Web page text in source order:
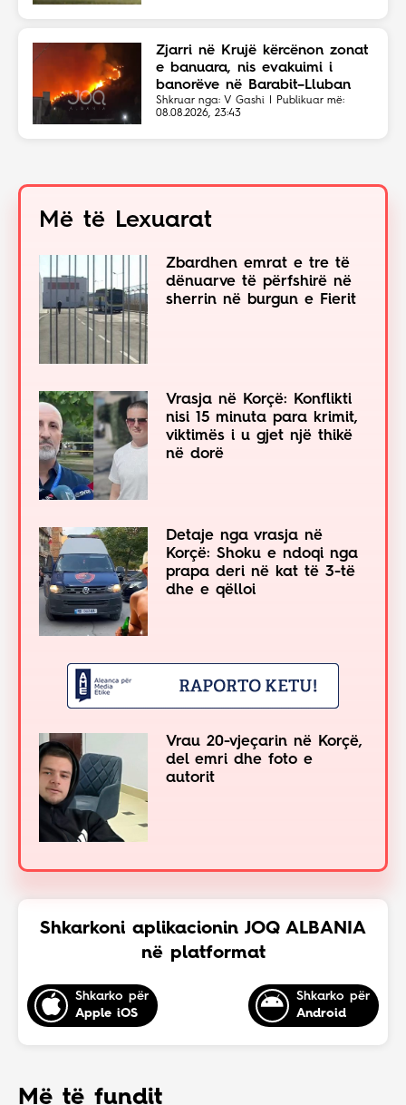
Zjarri në Krujë kërcënon zonat
e banuara, nis evakuimi i
banorëve në Barabit–Lluban
Shkruar nga: V Gashi | Publikuar më:
08.08.2026, 23:43
Më të Lexuarat
Zbardhen emrat e tre të
dënuarve të përfshirë në
sherrin në burgun e Fierit
Vrasja në Korçë: Konflikti
nisi 15 minuta para krimit,
viktimës i u gjet një thikë
në dorë
Detaje nga vrasja në
Korçë: Shoku e ndoqi nga
prapa deri në kat të 3-të
dhe e qëlloi
Vrau 20-vjeçarin në Korçë,
del emri dhe foto e
autorit
Shkarkoni aplikacionin JOQ ALBANIA
në platformat
Shkarko për
Apple iOS
Shkarko për
Android
Më të fundit